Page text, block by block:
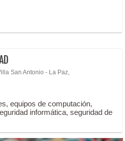
San Antonio - La Paz,
equipos de computación,
informática, seguridad de